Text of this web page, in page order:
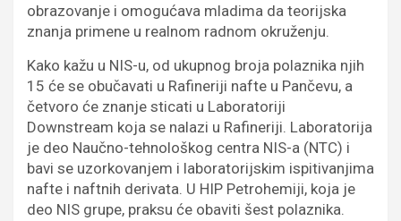
obrazovanje i omogućava mladima da teorijska
znanja primene u realnom radnom okruženju.
Kako kažu u NIS-u, od ukupnog broja polaznika njih
15 će se obučavati u Rafineriji nafte u Pančevu, a
četvoro će znanje sticati u Laboratoriji
Downstream koja se nalazi u Rafineriji. Laboratorija
je deo Naučno-tehnološkog centra NIS-a (NTC) i
bavi se uzorkovanjem i laboratorijskim ispitivanjima
nafte i naftnih derivata. U HIP Petrohemiji, koja je
deo NIS grupe, praksu će obaviti šest polaznika.